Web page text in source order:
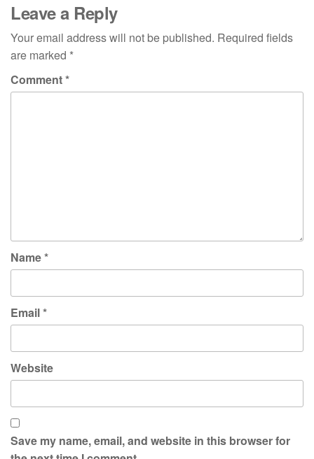
Leave a Reply
Your email address will not be published. Required fields
are marked *
Comment*
Name*
Email*
Website
Save my name, email, and website in this browser for